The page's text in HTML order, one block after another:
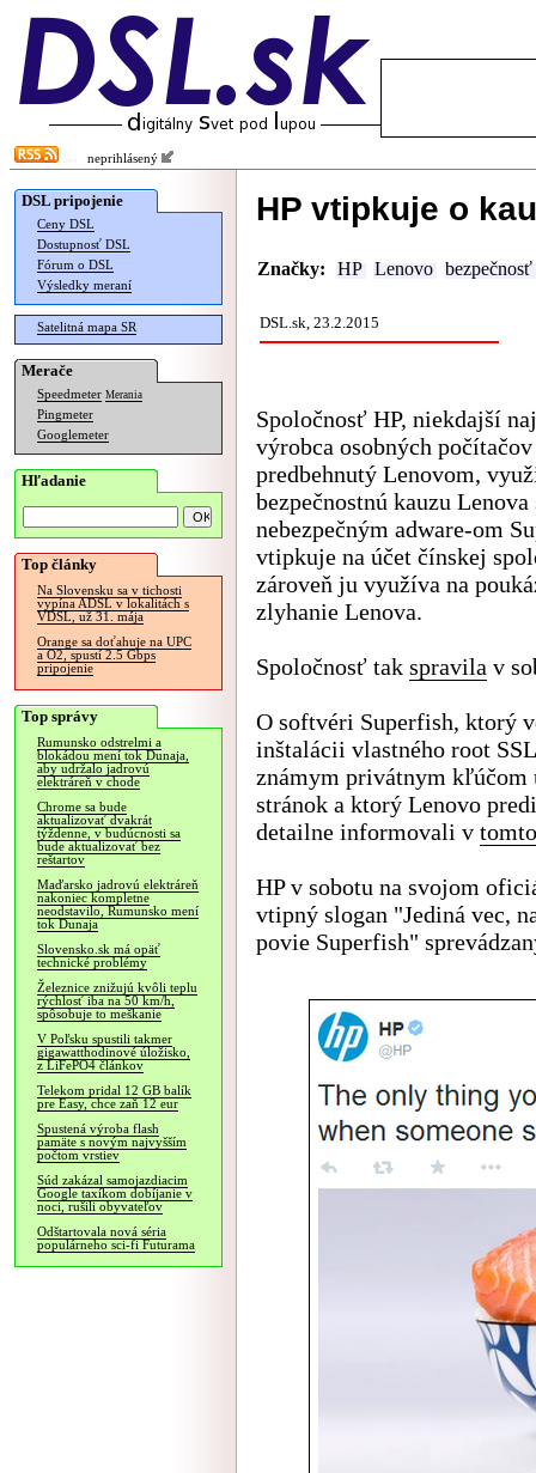
neprihlásený
DSL pripojenie
Ceny DSL
Dostupnosť DSL
Fórum o DSL
Výsledky meraní
Satelitná mapa SR
Merače
Speedmeter Merania
Pingmeter
Googlemeter
Hľadanie
Top články
Na Slovensku sa v tichosti
vypína ADSL v lokalitách s
VDSL, už 31. mája
Orange sa doťahuje na UPC
a O2, spustí 2.5 Gbps
pripojenie
Top správy
Rumunsko odstrelmi a
blokádou mení tok Dunaja,
aby udržalo jadrovú
elektráreň v chode
Chrome sa bude
aktualizovať dvakrát
týždenne, v budúcnosti sa
bude aktualizovať bez
reštartov
Maďarsko jadrovú elektráreň
nakoniec kompletne
neodstavilo, Rumunsko mení
tok Dunaja
Slovensko.sk má opäť
technické problémy
Železnice znižujú kvôli teplu
rýchlosť iba na 50 km/h,
spôsobuje to meškanie
V Poľsku spustili takmer
gigawatthodinové úložisko,
z LiFePO4 článkov
Telekom pridal 12 GB balík
pre Easy, chce zaň 12 eur
Spustená výroba flash
pamäte s novým najvyšším
počtom vrstiev
Súd zakázal samojazdiacim
Google taxíkom dobíjanie v
noci, rušili obyvateľov
Odštartovala nová séria
populárneho sci-fi Futurama
HP vtipkuje o
Značky: HP Lenovo bezpečnosť
DSL.sk, 23.2.2015
Spoločnosť HP, niekdajší
výrobca osobných
predbehnutý Lenovom,
bezpečnostnú kauzu Lenova
nebezpečným adware-om
vtipkuje na účet čínskej
zároveň ju využíva na
zlyhanie Lenova.
Spoločnosť tak spravila v
O softvéri Superfish, ktorý
inštalácii vlastného root
známym privátnym kľúčom
stránok a ktorý Lenovo
detailne informovali v tomto
HP v sobotu na svojom
vtipný slogan "Jediná vec,
povie Superfish"